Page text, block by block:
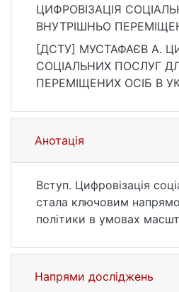
ЦИФРОВІЗАЦІЯ
ВНУТРІШНЬО
УКРАЇНІ: МІЖ
ІНКЛЮЗИВНІСТЮ.
Shevchenko National
https://doi.org/10.17721/
[ДСТУ] МУСТАФАЄВ А.
СОЦІАЛЬНИХ ПОСЛУГ
ПЕРЕМІЩЕНИХ ОСІБ В
Bulletin of Taras
University of Kyiv. Social
11. С. 29—34. DOI:
25.07.2026).
Анотація
Вступ. Цифровізація
стала ключовим
політики в умовах
різко зросла потреба в
наданні підтримки
переміщених осіб (ВПО),
Напрями досліджень